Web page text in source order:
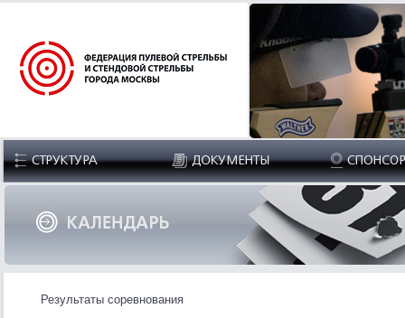
Результаты соревнования